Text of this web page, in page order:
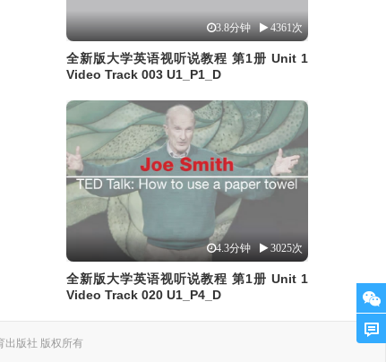
3.8分钟 4361次
全新版大学英语视听说教程 第1册 Unit 1
Video Track 003 U1_P1_D
4.3分钟 3025次
全新版大学英语视听说教程 第1册 Unit 1
Video Track 020 U1_P4_D
出版社 版权所有